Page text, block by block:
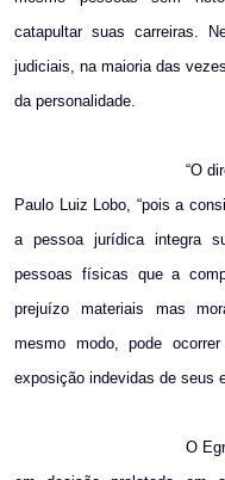
catapultar suas carreiras.
judiciais, na maioria das
da personalidade.
“O
Paulo Luiz Lobo, “pois a
a pessoa jurídica integra
pessoas físicas que a
prejuízo materiais mas
mesmo modo, pode
exposição indevidas de seus
O